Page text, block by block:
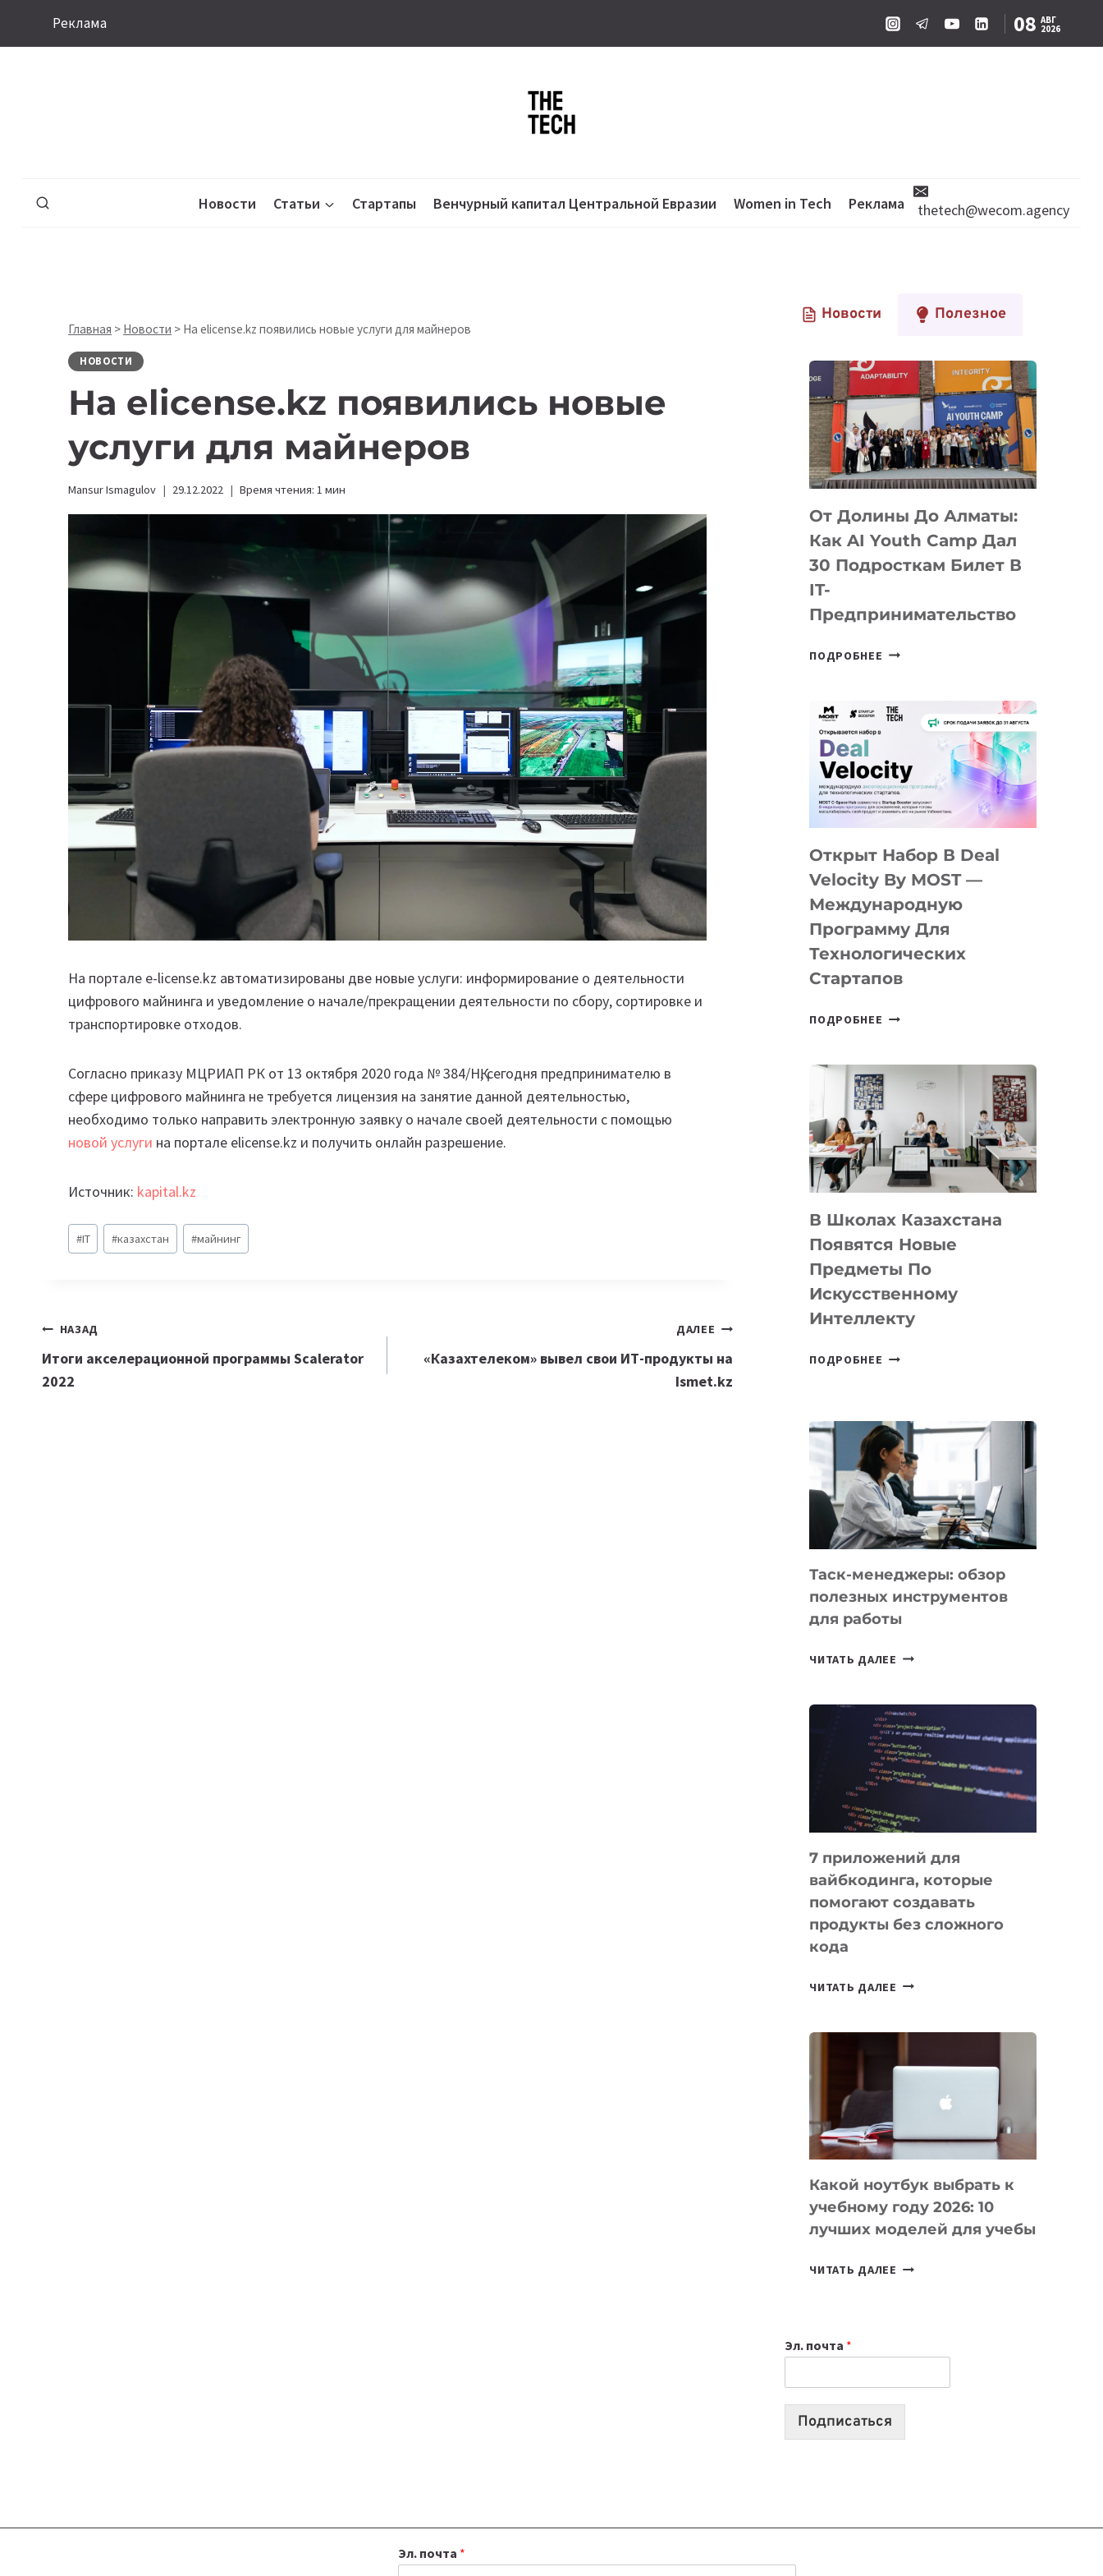
Реклама 08 АВГ
2026
Новости Статьи Стартапы Венчурный капитал Центральной Евразии Women in Tech Реклама thetech@wecom.agency
Главная > Новости > На eliсense.kz появились новые услуги для майнеров
НОВОСТИ
На eliсense.kz появились новые
услуги для майнеров
Mansur Ismagulov 29.12.2022 Время чтения: 1 мин
На портале e-liсense.kz автоматизированы две новые услуги: информирование о деятельности
цифрового майнинга и уведомление о начале/прекращении деятельности по сбору, сортировке и
транспортировке отходов.
Согласно приказу МЦРИАП РК от 13 октября 2020 года № 384/НҚ, сегодня предпринимателю в
сфере цифрового майнинга не требуется лицензия на занятие данной деятельностью,
необходимо только направить электронную заявку о начале своей деятельности с помощью
новой услуги на портале eliсense.kz и получить онлайн разрешение.
Источник: kapital.kz
Метки
записи:
#IT #казахстан #майнинг
Навигация
по
НАЗАД
Итоги акселерационной программы Scalerator
2022
ДАЛЕЕ
«Казахтелеком» вывел свои ИТ-продукты на
Ismet.kz
Новости Полезное
От Долины До Алматы:
Как AI Youth Camp Дал
30 Подросткам Билет В
IT-
Предпринимательство
ПОДРОБНЕЕ ОТ
АЛМАТЫ:
YOUTH
CAMP
ДАЛ
ПОДРОСТКАМ
БИЛЕТ
IT-
ПРЕДПРИНИМАТЕЛЬСТВО
Открыт Набор В Deal
Velocity By MOST —
Международную
Программу Для
Технологических
Стартапов
ПОДРОБНЕЕ ОТКРЫТ
DEAL
VELOCITY
MOST
—
МЕЖДУНАРОДНУЮ
ДЛЯ
ТЕХНОЛОГИЧЕСКИХ
СТАРТАПОВ
В Школах Казахстана
Появятся Новые
Предметы По
Искусственному
Интеллекту
ПОДРОБНЕЕ
НОВЫЕ
ПРЕДМЕТЫ
ПО
ИСКУССТВЕННОМУ
ИНТЕЛЛЕКТУ
Таск-менеджеры: обзор
полезных инструментов
для работы
ЧИТАТЬ ДАЛЕЕ ТАСК-
ПОЛЕЗНЫХ
ИНСТРУМЕНТОВ
ДЛЯ
РАБОТЫ
7 приложений для
вайбкодинга, которые
помогают создавать
продукты без сложного
кода
ЧИТАТЬ ДАЛЕЕ
КОТОРЫЕ
СОЗДАВАТЬ
БЕЗ
КОДА
Какой ноутбук выбрать к
учебному году 2026: 10
лучших моделей для учебы
ЧИТАТЬ ДАЛЕЕ КАКОЙ
2026:
10
Эл. почта *
Подписаться
Эл. почта *